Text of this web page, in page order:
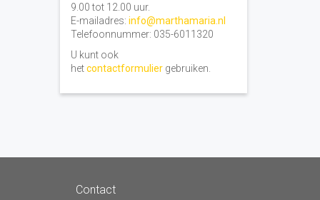
9.00 tot 12.00 uur.
E-mailadres: info@marthamaria.nl
Telefoonnummer: 035-6011320
U kunt ook
hetcontactformuliergebruiken.
Contact